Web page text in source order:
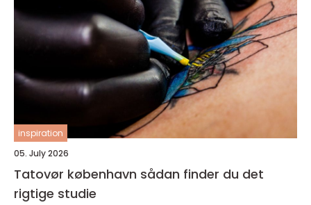
inspiration
05. July 2026
Tatovør københavn sådan finder du det
rigtige studie